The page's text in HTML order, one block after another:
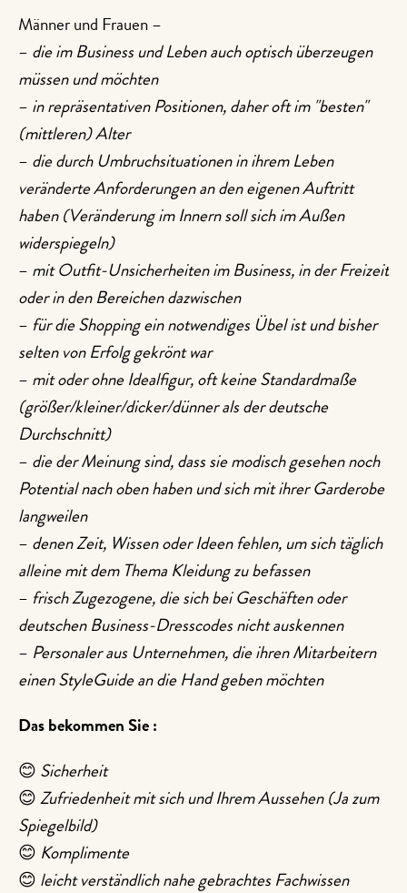
Männer und Frauen –
– die im Business und Leben auch optisch überzeugen
müssen und möchten
– in repräsentativen Positionen, daher oft im "besten"
(mittleren) Alter
– die durch Umbruchsituationen in ihrem Leben
veränderte Anforderungen an den eigenen Auftritt
haben (Veränderung im Innern soll sich im Außen
widerspiegeln)
– mit Outfit-Unsicherheiten im Business, in der Freizeit
oder in den Bereichen dazwischen
– für die Shopping ein notwendiges Übel ist und bisher
selten von Erfolg gekrönt war
– mit oder ohne Idealfigur, oft keine Standardmaße
(größer/kleiner/dicker/dünner als der deutsche
Durchschnitt)
– die der Meinung sind, dass sie modisch gesehen noch
Potential nach oben haben und sich mit ihrer Garderobe
langweilen
– denen Zeit, Wissen oder Ideen fehlen, um sich täglich
alleine mit dem Thema Kleidung zu befassen
– frisch Zugezogene, die sich bei Geschäften oder
deutschen Business-Dresscodes nicht auskennen
– Personaler aus Unternehmen, die ihren Mitarbeitern
einen StyleGuide an die Hand geben möchten
Das bekommen Sie :
😊 Sicherheit
😊 Zufriedenheit mit sich und Ihrem Aussehen (Ja zum
Spiegelbild)
😊 Komplimente
😊 leicht verständlich nahe gebrachtes Fachwissen